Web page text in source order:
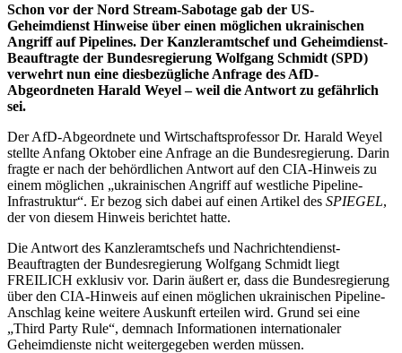
Schon vor der Nord Stream-Sabotage gab der US-
Geheimdienst Hinweise über einen möglichen ukrainischen
Angriff auf Pipelines. Der Kanzleramtschef und Geheimdienst-
Beauftragte der Bundesregierung Wolfgang Schmidt (SPD)
verwehrt nun eine diesbezügliche Anfrage des AfD-
Abgeordneten Harald Weyel – weil die Antwort zu gefährlich
sei.
Der AfD-Abgeordnete und Wirtschaftsprofessor Dr. Harald Weyel
stellte Anfang Oktober eine Anfrage an die Bundesregierung. Darin
fragte er nach der behördlichen Antwort auf den CIA-Hinweis zu
einem möglichen „ukrainischen Angriff auf westliche Pipeline-
Infrastruktur“. Er bezog sich dabei auf einen Artikel des SPIEGEL,
der von diesem Hinweis berichtet hatte.
Die Antwort des Kanzleramtschefs und Nachrichtendienst-
Beauftragten der Bundesregierung Wolfgang Schmidt liegt
FREILICH exklusiv vor. Darin äußert er, dass die Bundesregierung
über den CIA-Hinweis auf einen möglichen ukrainischen Pipeline-
Anschlag keine weitere Auskunft erteilen wird. Grund sei eine
„Third Party Rule“, demnach Informationen internationaler
Geheimdienste nicht weitergegeben werden müssen.